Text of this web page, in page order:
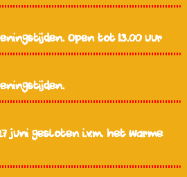
Open tot 13.00 uur
juni gesloten i.v.m. het warme